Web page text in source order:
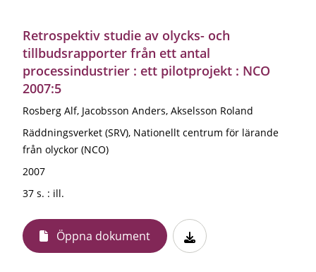
Retrospektiv studie av olycks- och
tillbudsrapporter från ett antal
processindustrier : ett pilotprojekt : NCO
2007:5
Rosberg Alf, Jacobsson Anders, Akselsson Roland
Räddningsverket (SRV), Nationellt centrum för lärande
från olyckor (NCO)
2007
37 s. : ill.
Öppna dokument